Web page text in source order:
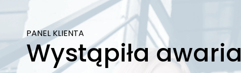
PANEL KLIENTA
Wystąpiła awaria